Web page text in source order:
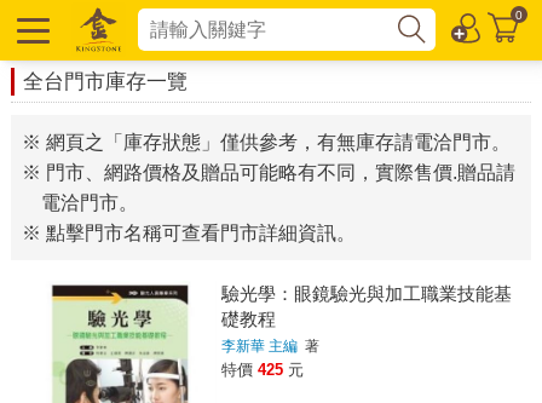
0
全台門市庫存一覽
※ 網頁之「庫存狀態」僅供參考，有無庫存請電洽門市。
※ 門市、網路價格及贈品可能略有不同，實際售價.贈品請
電洽門市。
※ 點擊門市名稱可查看門市詳細資訊。
驗光學：眼鏡驗光與加工職業技能基
礎教程
李新華 主編 著
特價 425 元